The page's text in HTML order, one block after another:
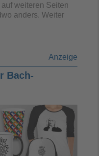
weiteren Seiten
anders. Weiter
Anzeige
Bach-